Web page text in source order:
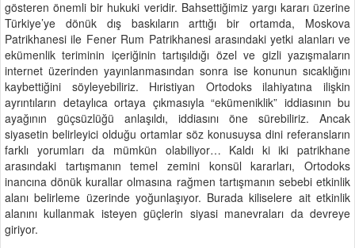
gösteren önemli bir hukuki veridir. Bahsettiğimiz yargı kararı üzerine
Türkiye’ye dönük dış baskıların arttığı bir ortamda, Moskova
Patrikhanesi ile Fener Rum Patrikhanesi arasındaki yetki alanları ve
ekümenlik teriminin içeriğinin tartışıldığı özel ve gizli yazışmaların
internet üzerinden yayınlanmasından sonra ise konunun sıcaklığını
kaybettiğini söyleyebiliriz. Hıristiyan Ortodoks ilahiyatına ilişkin
ayrıntıların detaylıca ortaya çıkmasıyla “ekümeniklik” iddiasının bu
ayağının güçsüzlüğü anlaşıldı, iddiasını öne sürebiliriz. Ancak
siyasetin belirleyici olduğu ortamlar söz konusuysa dini referansların
farklı yorumları da mümkün olabiliyor… Kaldı ki iki patrikhane
arasındaki tartışmanın temel zemini konsül kararları, Ortodoks
inancına dönük kurallar olmasına rağmen tartışmanın sebebi etkinlik
alanı belirleme üzerinde yoğunlaşıyor. Burada kiliselere ait etkinlik
alanını kullanmak isteyen güçlerin siyasi manevraları da devreye
giriyor.